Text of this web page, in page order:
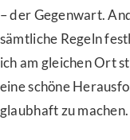
– der Gegenwart.
sämtliche Regeln
ich am gleichen Ort
eine schöne
glaubhaft zu machen.